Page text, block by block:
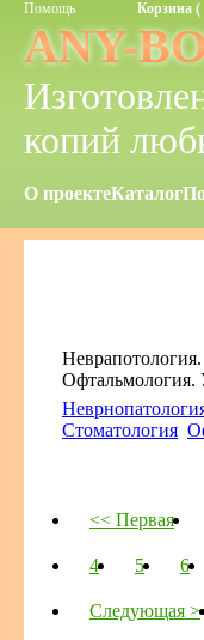
Помощь Корзина (
ANY-
копий
О проектеКаталог
Офтальмология.
Стоматология
<< Первая
4 5 6
Следующая >